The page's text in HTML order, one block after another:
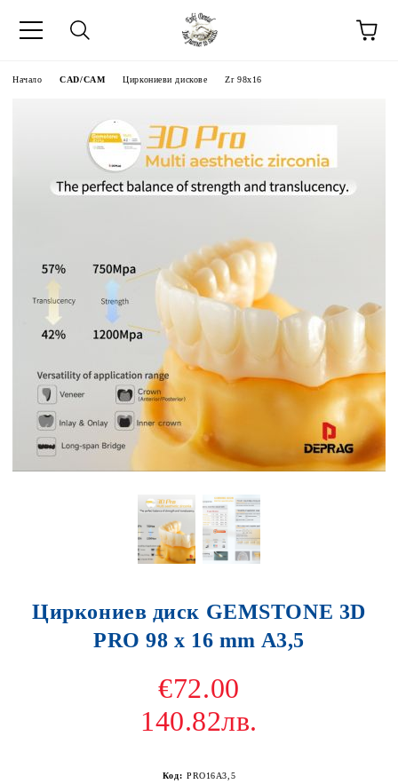
Начало CAD/CAM Циркониеви дискове Zr 98x16
Циркониев диск GEMSTONE 3D
PRO 98 x 16 mm A3,5
€72.00
140.82лв.
Код: PRO16A3,5